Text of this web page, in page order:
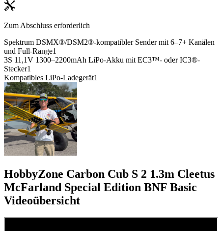
Zum Abschluss erforderlich
Spektrum DSMX®/DSM2®-kompatibler Sender mit 6–7+ Kanälen
und Full-Range1
3S 11,1V 1300–2200mAh LiPo-Akku mit EC3™- oder IC3®-
Stecker1
Kompatibles LiPo-Ladegerät1
HobbyZone Carbon Cub S 2 1.3m Cleetus
McFarland Special Edition BNF Basic
Videoübersicht